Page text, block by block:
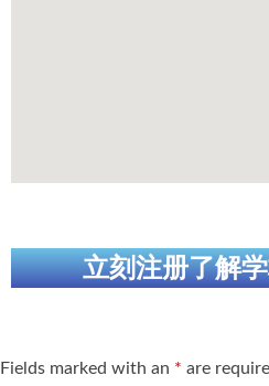
定居安大略省
加拿大的福利制度
立刻注册了解
Fields marked with an * are